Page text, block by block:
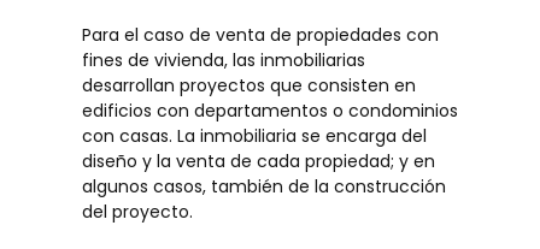
Para el caso de venta de propiedades con
fines de vivienda, las inmobiliarias
desarrollan proyectos que consisten en
edificios con departamentos o condominios
con casas. La inmobiliaria se encarga del
diseño y la venta de cada propiedad; y en
algunos casos, también de la construcción
del proyecto.